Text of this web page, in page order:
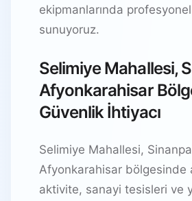
ekipmanlarında
sunuyoruz.
Selimiye Mahallesi,
Afyonkarahisar
Güvenlik İhtiyacı
Selimiye Mahallesi,
Afyonkarahisar bölgesinde
aktivite, sanayi tesisleri ve